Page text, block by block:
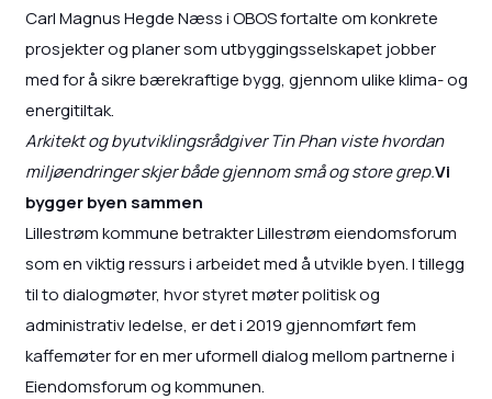
Carl Magnus Hegde Næss i OBOS fortalte om konkrete
prosjekter og planer som utbyggingsselskapet jobber
med for å sikre bærekraftige bygg, gjennom ulike klima- og
energitiltak.
Arkitekt og byutviklingsrådgiver Tin Phan viste hvordan
miljøendringer skjer både gjennom små og store grep.Vi
bygger byen sammen
Lillestrøm kommune betrakter Lillestrøm eiendomsforum
som en viktig ressurs i arbeidet med å utvikle byen. I tillegg
til to dialogmøter, hvor styret møter politisk og
administrativ ledelse, er det i 2019 gjennomført fem
kaffemøter for en mer uformell dialog mellom partnerne i
Eiendomsforum og kommunen.